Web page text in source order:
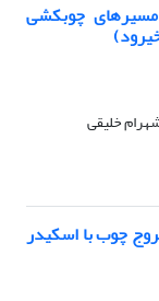
چوبکشی
خلیقی
چوب با اسکیدر